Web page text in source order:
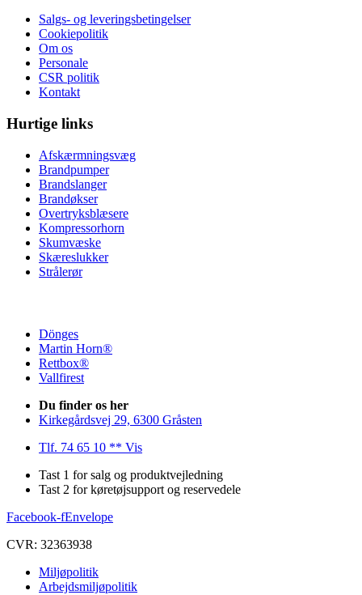
Salgs- og leveringsbetingelser
Cookiepolitik
Om os
Personale
CSR politik
Kontakt
Hurtige links
Afskærmningsvæg
Brandpumper
Brandslanger
Brandøkser
Overtryksblæsere
Kompressorhorn
Skumvæske
Skæreslukker
Strålerør
Dönges
Martin Horn®
Rettbox®
Vallfirest
Du finder os her
Kirkegårdsvej 29, 6300 Gråsten
Tlf. 74 65 10 ** Vis
Tast 1 for salg og produktvejledning
Tast 2 for køretøjsupport og reservedele
Facebook-fEnvelope
CVR: 32363938
Miljøpolitik
Arbejdsmiljøpolitik